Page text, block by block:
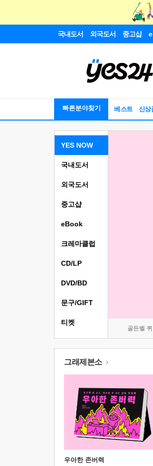
국내도서 외국도서 중고샵
빠른분야찾기 베스트 신상
YES NOW
골든벨
국내도서
외국도서
중고샵
eBook
크레마클럽
CD/LP
DVD/BD
문구/GIFT
티켓
그래제본소
우아한 존버력